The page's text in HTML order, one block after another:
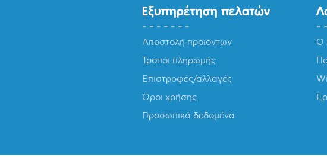
Εξυπηρέτηση πελατών
Αποστολή προϊόντων
Τρόποι πληρωμής
Επιστροφές/αλλαγές
Όροι χρήσης
Προσωπικά δεδομένα
Ο